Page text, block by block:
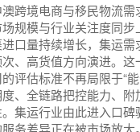
跨境电商与移民物流需
规模与行业关注度同步
口量持续增长，集运
、高货值方向演进。这
评估标准不再局限于“
、全链路把控能力、附
集运行业由此进入口碑
务差异正在被市场放大。